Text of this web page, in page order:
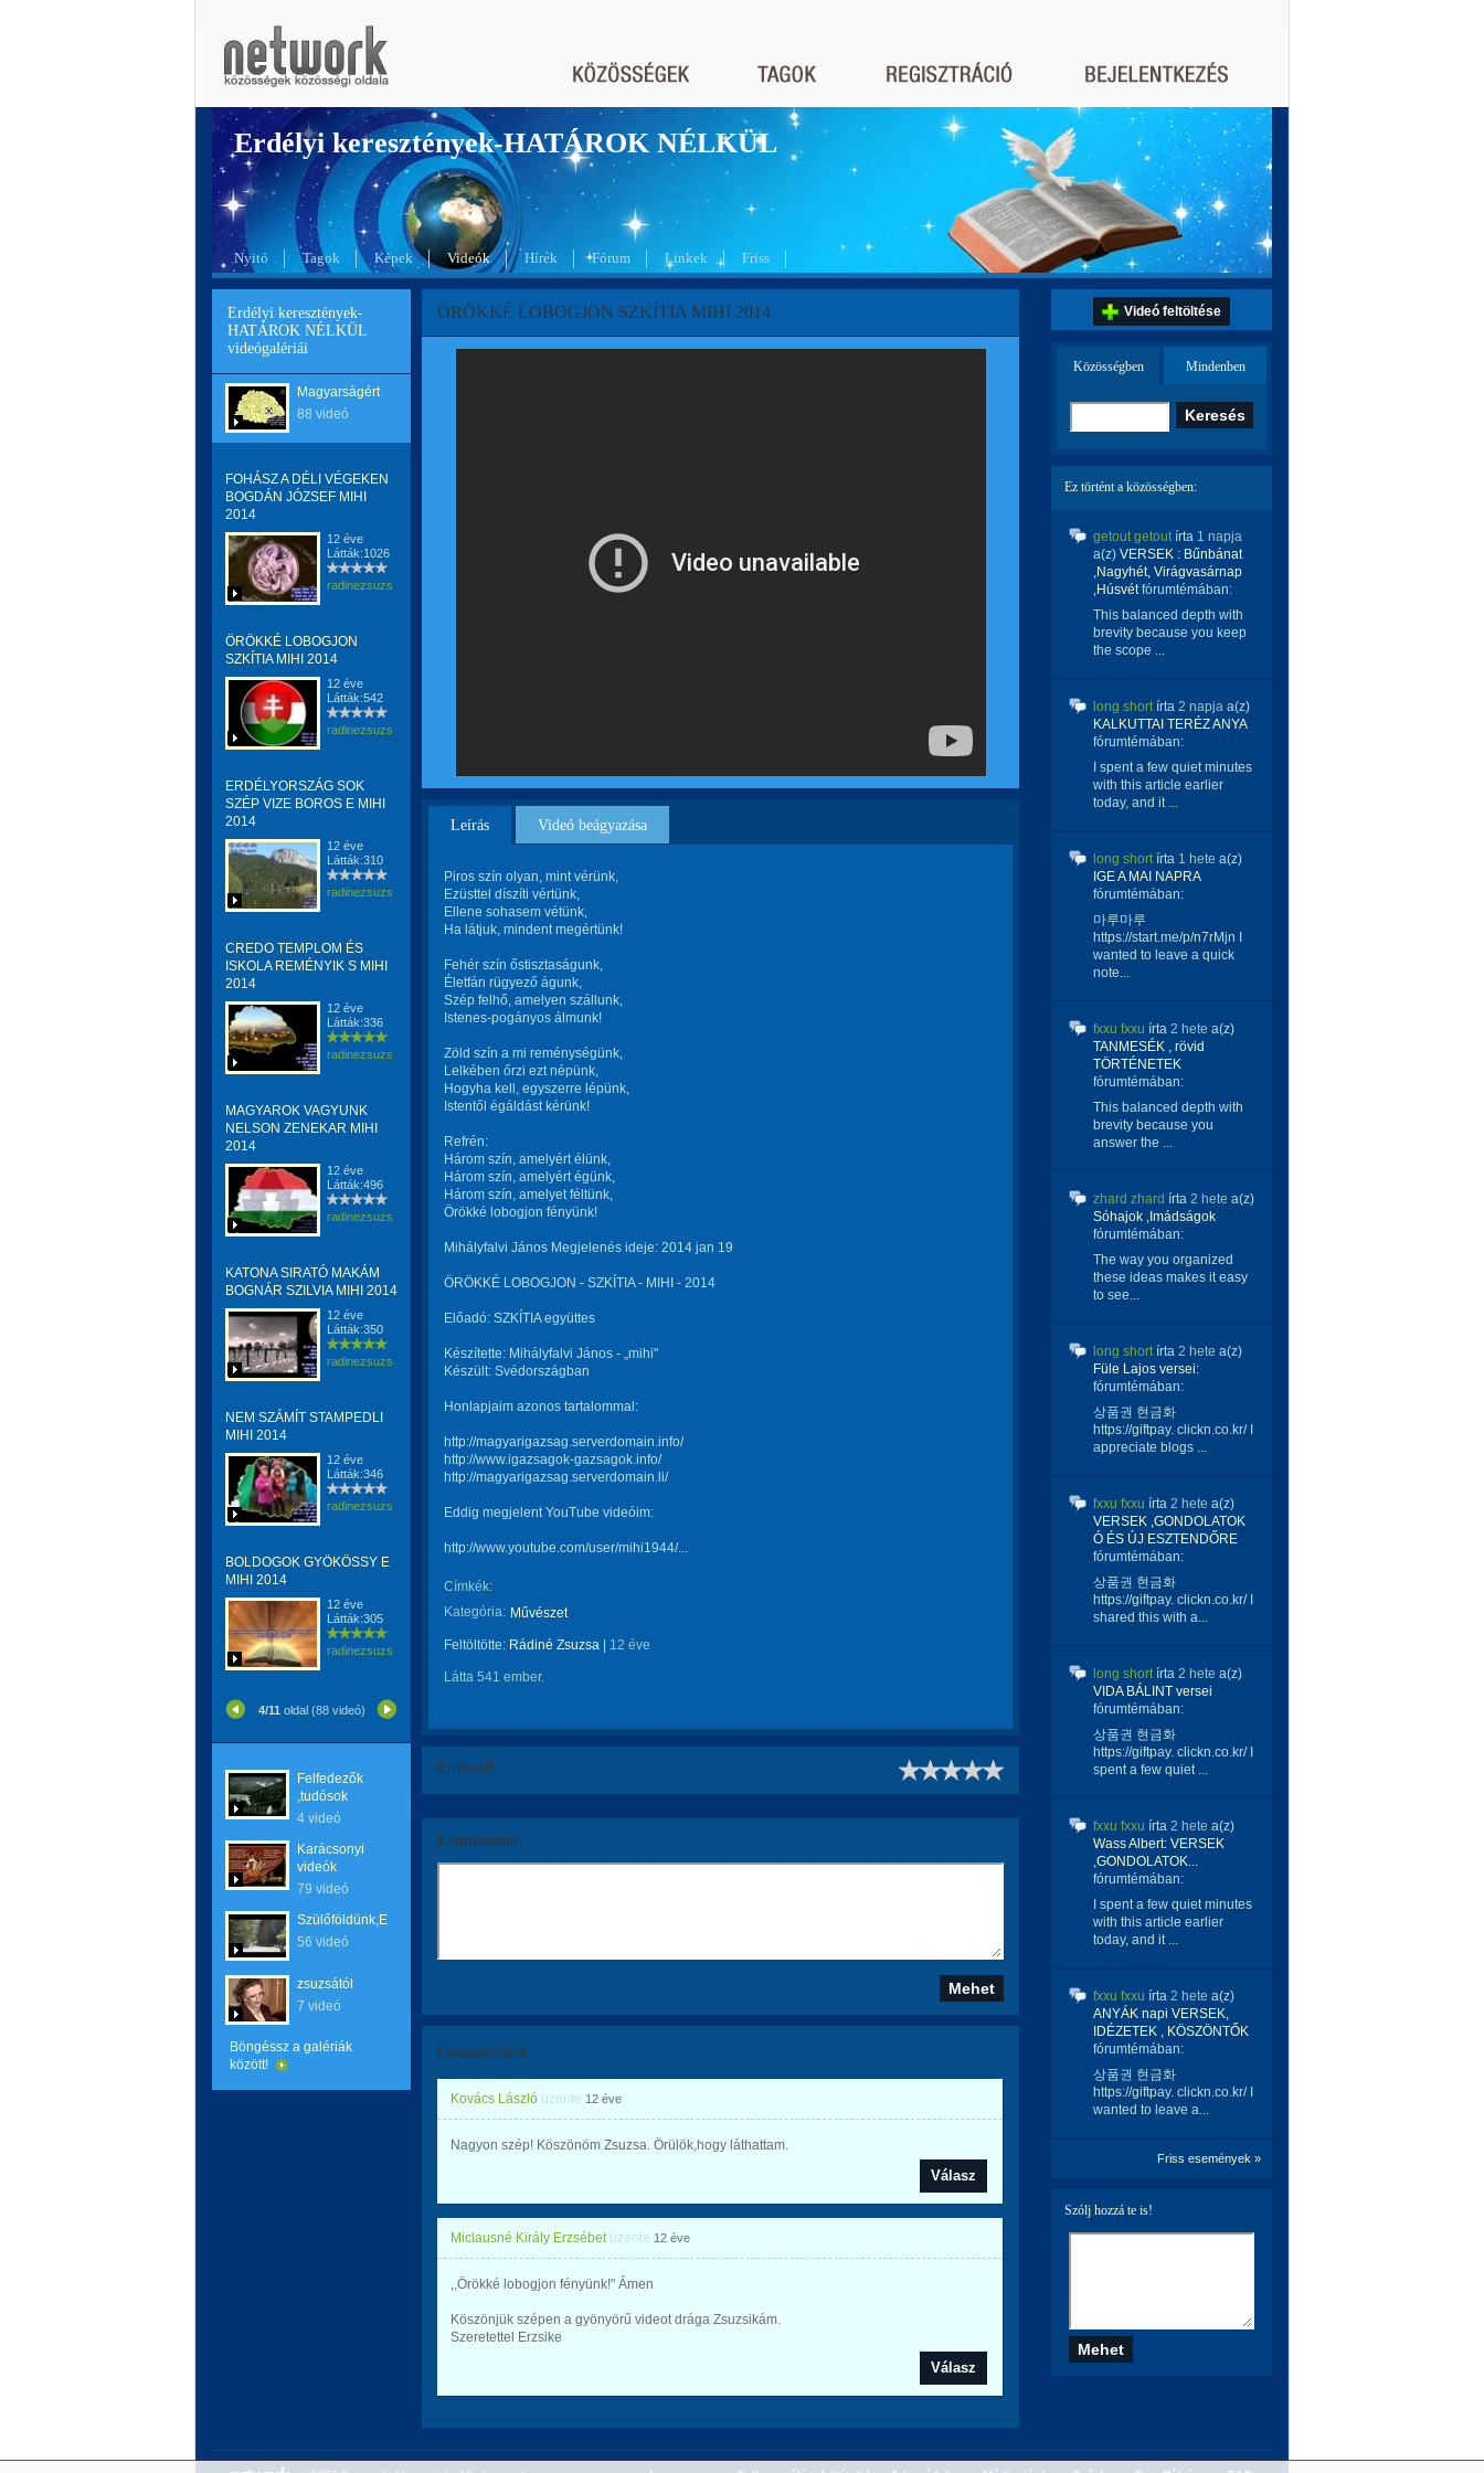
Erdélyi keresztények-HATÁROK NÉLKÜL
Nyitó Tagok Képek Videók Hírek Fórum Linkek Friss
Erdélyi keresztények-
HATÁROK NÉLKÜL
videógalériái
Magyarságért
88 videó
FOHÁSZ A DÉLI VÉGEKEN
BOGDÁN JÓZSEF MIHI
2014
12 éve
Látták:1026
radinezsuzsa
ÖRÖKKÉ LOBOGJON
SZKÍTIA MIHI 2014
12 éve
Látták:542
radinezsuzsa
ERDÉLYORSZÁG SOK
SZÉP VIZE BOROS E MIHI
2014
12 éve
Látták:310
radinezsuzsa
CREDO TEMPLOM ÉS
ISKOLA REMÉNYIK S MIHI
2014
12 éve
Látták:336
radinezsuzsa
MAGYAROK VAGYUNK
NELSON ZENEKAR MIHI
2014
12 éve
Látták:496
radinezsuzsa
KATONA SIRATÓ MAKÁM
BOGNÁR SZILVIA MIHI 2014
12 éve
Látták:350
radinezsuzsa
NEM SZÁMÍT STAMPEDLI
MIHI 2014
12 éve
Látták:346
radinezsuzsa
BOLDOGOK GYÖKÖSSY E
MIHI 2014
12 éve
Látták:305
radinezsuzsa
4/11 oldal (88 videó)
Felfedezők
,tudósok
4 videó
Karácsonyi
videók
79 videó
Szülőföldünk,Erdély
56 videó
zsuzsától
7 videó
Böngéssz a galériák
között!
ÖRÖKKÉ LOBOGJON SZKÍTIA MIHI 2014
Leírás Videó beágyazása
Piros szín olyan, mint vérünk,
Ezüsttel díszíti vértünk,
Ellene sohasem vétünk,
Ha látjuk, mindent megértünk!
Fehér szín őstisztaságunk,
Életfán rügyező águnk,
Szép felhő, amelyen szállunk,
Istenes-pogányos álmunk!
Zöld szín a mi reménységünk,
Lelkében őrzi ezt népünk,
Hogyha kell, egyszerre lépünk,
Istentől égáldást kérünk!
Refrén:
Három szín, amelyért élünk,
Három szín, amelyért égünk,
Három szín, amelyet féltünk,
Örökké lobogjon fényünk!
Mihályfalvi János Megjelenés ideje: 2014 jan 19
ÖRÖKKÉ LOBOGJON - SZKÍTIA - MIHI - 2014
Előadó: SZKÍTIA együttes
Készítette: Mihályfalvi János - „mihi"
Készült: Svédországban
Honlapjaim azonos tartalommal:
http://magyarigazsag.serverdomain.info/
http://www.igazsagok-gazsagok.info/
http://magyarigazsag.serverdomain.li/
Eddig megjelent YouTube videóim:
http://www.youtube.com/user/mihi1944/...
Címkék:
Kategória: Művészet
Feltöltötte: Rádiné Zsuzsa 12 éve
Látta 541 ember.
Értékeld!
Kommentáld!
Hozzászólások
Kovács László üzente 12 éve
Nagyon szép! Köszönöm Zsuzsa. Örülök,hogy láthattam.
Válasz
Miclausné Király Erzsébetüzente 12 éve
,,Örökké lobogjon fényünk!" Ámen
Köszönjük szépen a gyönyörű videot drága Zsuzsikám.
Szeretettel Erzsike
Válasz
Videó feltöltése
Közösségben Mindenben
Ez történt a közösségben:
getout getoutírta 1 napja
a(z) VERSEK : Bűnbánat
,Nagyhét, Virágvasárnap
,Húsvétfórumtémában:
This balanced depth with
brevity because you keep
the scope ...
long shortírta 2 napja a(z)
KALKUTTAI TERÉZ ANYA
fórumtémában:
I spent a few quiet minutes
with this article earlier
today, and it ...
long shortírta 1 hete a(z)
IGE A MAI NAPRA
fórumtémában:
마루마루
https://start.me/p/n7rMjn I
wanted to leave a quick
note...
fxxu fxxu írta 2 hete a(z)
TANMESÉK , rövid
TÖRTÉNETEK
fórumtémában:
This balanced depth with
brevity because you
answer the ...
zhard zhard írta 2 hete a(z)
Sóhajok ,Imádságok
fórumtémában:
The way you organized
these ideas makes it easy
to see...
long shortírta 2 hete a(z)
Füle Lajos versei:
fórumtémában:
상품권 현금화
https://giftpay. clickn.co.kr/ I
appreciate blogs ...
fxxu fxxu írta 2 hete a(z)
VERSEK ,GONDOLATOK
Ó ÉS ÚJ ESZTENDŐRE
fórumtémában:
상품권 현금화
https://giftpay. clickn.co.kr/ I
shared this with a...
long shortírta 2 hete a(z)
VIDA BÁLINT versei
fórumtémában:
상품권 현금화
https://giftpay. clickn.co.kr/ I
spent a few quiet ...
fxxu fxxu írta 2 hete a(z)
Wass Albert: VERSEK
,GONDOLATOK...
fórumtémában:
I spent a few quiet minutes
with this article earlier
today, and it ...
fxxu fxxu írta 2 hete a(z)
ANYÁK napi VERSEK,
IDÉZETEK , KÖSZÖNTŐK
fórumtémában:
상품권 현금화
https://giftpay. clickn.co.kr/ I
wanted to leave a...
Friss események »
Szólj hozzá te is!